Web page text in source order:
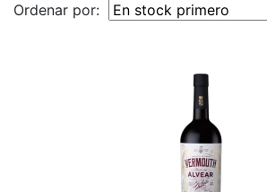
Ordenar por: